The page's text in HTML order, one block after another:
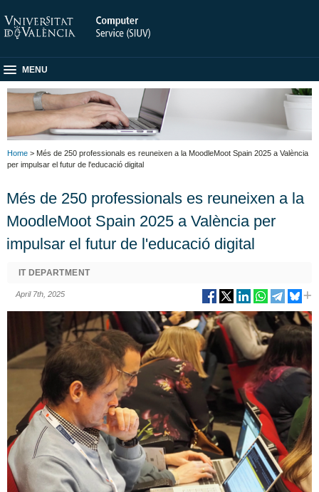
MENU
Home > Més de 250 professionals es reuneixen a la MoodleMoot Spain 2025 a València
per impulsar el futur de l'educació digital
Més de 250 professionals es reuneixen a la
MoodleMoot Spain 2025 a València per
impulsar el futur de l'educació digital
IT DEPARTMENT
April 7th, 2025